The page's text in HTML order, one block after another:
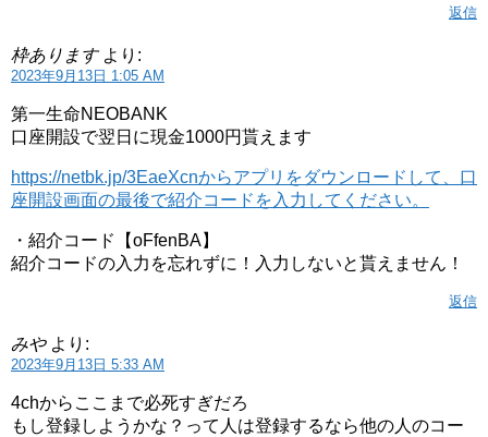
返信
枠あります より:
2023年9月13日 1:05 AM
第一生命NEOBANK
口座開設で翌日に現金1000円貰えます
https://netbk.jp/3EaeXcnからアプリをダウンロードして、口
座開設画面の最後で紹介コードを入力してください。
・紹介コード【oFfenBA】
紹介コードの入力を忘れずに！入力しないと貰えません！
返信
みや より:
2023年9月13日 5:33 AM
4chからここまで必死すぎだろ
もし登録しようかな？って人は登録するなら他の人のコー